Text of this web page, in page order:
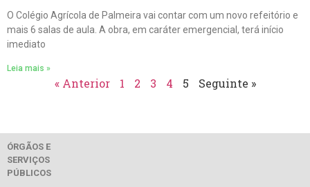
O Colégio Agrícola de Palmeira vai contar com um novo refeitório e
mais 6 salas de aula. A obra, em caráter emergencial, terá início
imediato
Leia mais »
« Anterior 1 2 3 4 5 Seguinte »
ÓRGÃOS E
SERVIÇOS
PÚBLICOS